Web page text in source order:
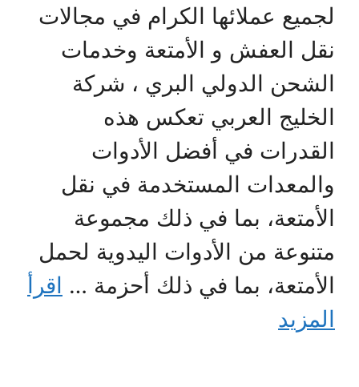
لجميع عملائها الكرام في مجالات
نقل العفش و الأمتعة وخدمات
الشحن الدولي البري ، شركة
الخليج العربي تعكس هذه
القدرات في أفضل الأدوات
والمعدات المستخدمة في نقل
الأمتعة، بما في ذلك مجموعة
متنوعة من الأدوات اليدوية لحمل
الأمتعة، بما في ذلك أحزمة … اقرأ
المزيد